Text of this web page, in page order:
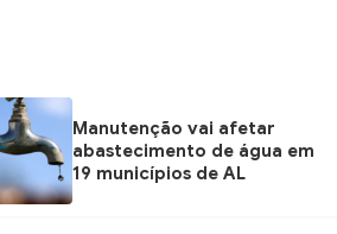
Manutenção vai afetar
abastecimento de água em
19 municípios de AL